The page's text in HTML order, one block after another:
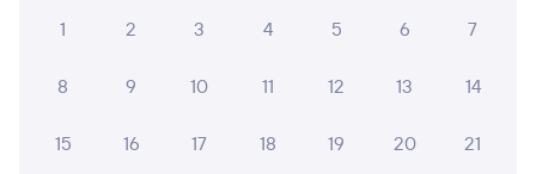
1
2 3 4 5 6 7
8 9 10 11 12 13 14
15 16 17 18 19 20 21